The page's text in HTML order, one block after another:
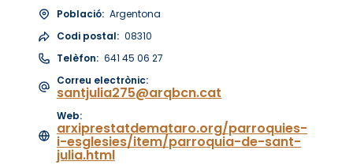
Població: Argentona
Codi postal: 08310
Telèfon: 641 45 06 27
Correu electrònic:
santjulia275@arqbcn.cat
Web:
arxiprestatdemataro.org/parroquies-
i-esglesies/item/parroquia-de-sant-
julia.html